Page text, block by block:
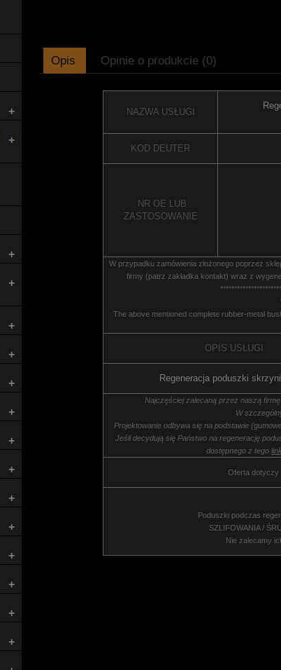
+
+
+
+
+
+
+
+
+
+
+
+
+
+
+
+
Opis Opinie o produkcie (0)
NAZWA USŁUGI
KOD DEUTER
NR OE LUB
ZASTOSOWANIE
W przypadku zamówienia złożonego poprzez
firmy (patrz zakładka kontakt) wraz z
The above mentioned complete rubber-metal
OPIS USŁUGI
Regeneracja poduszki
Najczęściej zalecaną przez naszą
W
Projektowanie odbywa się na podstawie
Jeśli decydują się Państwo na regenerację
dostępnego z tego
Oferta dotyczy
Poduszki podczas
SZLIFOWANIA /
Nie zalecamy